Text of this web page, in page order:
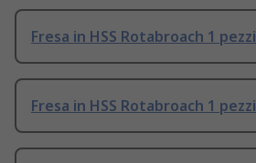
Fresa in HSS Rotabroach 1 pezzi
Fresa in HSS Rotabroach 1 pezzi